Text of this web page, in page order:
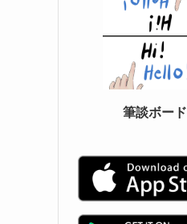
筆談ボード